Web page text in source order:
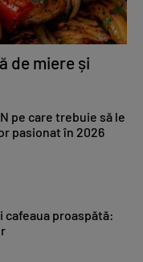
de miere și
pe care trebuie să le
pasionat în 2026
cafeaua proaspătă: